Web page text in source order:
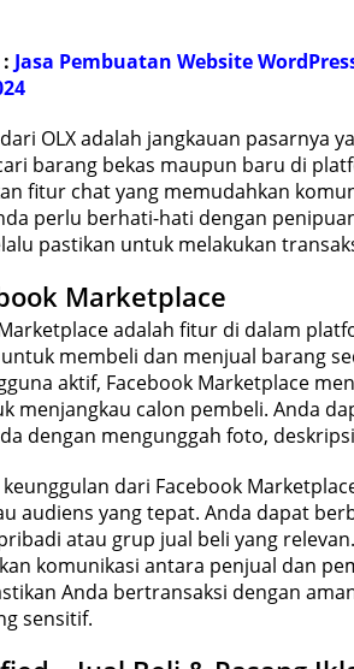
Jasa Pembuatan Website
OLX adalah jangkauan pasarnya
barang bekas maupun baru di
fitur chat yang memudahkan
perlu berhati-hati dengan
pastikan untuk melakukan
Marketplace
adalah fitur di dalam
membeli dan menjual barang
aktif, Facebook Marketplace
menjangkau calon pembeli. Anda
dengan mengunggah foto,
dari Facebook
audiens yang tepat. Anda dapat
atau grup jual beli yang
komunikasi antara penjual dan
Anda bertransaksi dengan
sensitif.